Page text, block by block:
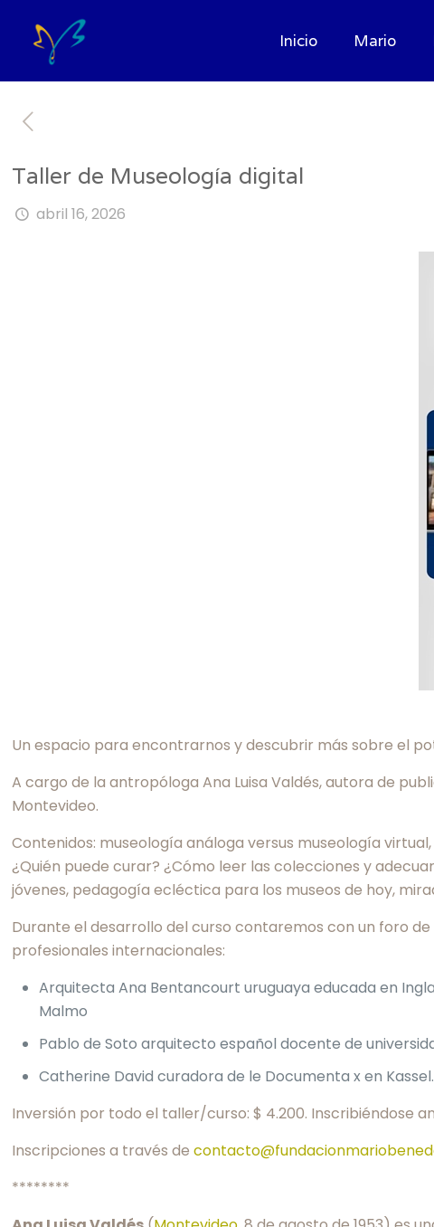
Inicio Mario
Taller de Museología digital
abril 16, 2026
Un espacio para encontrarnos y descubrir más sobre el
A cargo de la antropóloga Ana Luisa Valdés, autora de
Montevideo.
Contenidos: museología análoga versus museología
¿Quién puede curar? ¿Cómo leer las colecciones y
jóvenes, pedagogía ecléctica para los museos de hoy,
Durante el desarrollo del curso contaremos con un foro
profesionales internacionales:
Arquitecta Ana Bentancourt uruguaya educada en
Malmo
Pablo de Soto arquitecto español docente de
Catherine David curadora de le Documenta x en
Inversión por todo el taller/curso: $ 4.200. Inscribiéndose
Inscripciones a través de
********